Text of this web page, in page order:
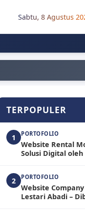
Sabtu, 8 Agustus
TERPOPULER
1 PORTOFOLIO
Website Rental
Solusi Digital
2 PORTOFOLIO
Website
Lestari Abadi –